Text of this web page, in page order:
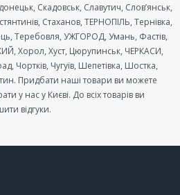
Скадовськ, Славутич, Слов’янськ,
Стаханов, ТЕРНОПІЛЬ, Тернівка,
Теребовля, УЖГОРОД, Умань, Фастів,
Хорол, Хуст, Цюрупинськ, ЧЕРКАСИ,
Чортків, Чугуїв, Шепетівка, Шостка,
Придбати наші товари ви можете
у нас у Києві. До всіх товарів ви
відгуки.